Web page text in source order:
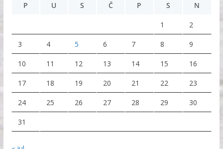
P
U S Č P S N
1 2
3 4 5 6 7 8 9
10 11 12 13 14 15 16
17 18 19 20 21 22 23
24 25 26 27 28 29 30
31